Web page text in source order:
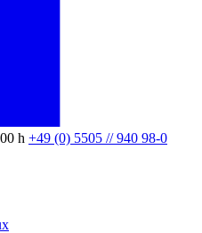
h +49 (0) 5505 // 940 98-0